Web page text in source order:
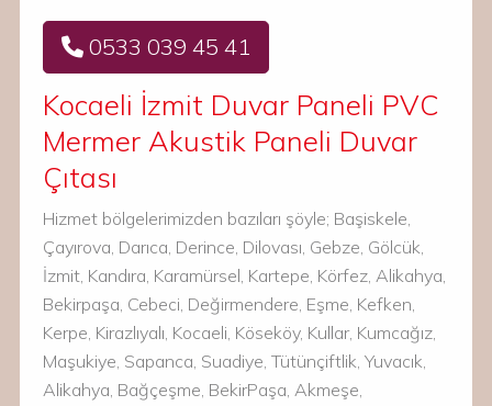
0533 039 45 41
Kocaeli İzmit Duvar Paneli PVC
Mermer Akustik Paneli Duvar
Çıtası
Hizmet bölgelerimizden bazıları şöyle; Başiskele,
Çayırova, Darıca, Derince, Dilovası, Gebze, Gölcük,
İzmit, Kandıra, Karamürsel, Kartepe, Körfez, Alikahya,
Bekirpaşa, Cebeci, Değirmendere, Eşme, Kefken,
Kerpe, Kirazlıyalı, Kocaeli, Köseköy, Kullar, Kumcağız,
Maşukiye, Sapanca, Suadiye, Tütünçiftlik, Yuvacık,
Alikahya, Bağçeşme, BekirPaşa, Akmeşe,